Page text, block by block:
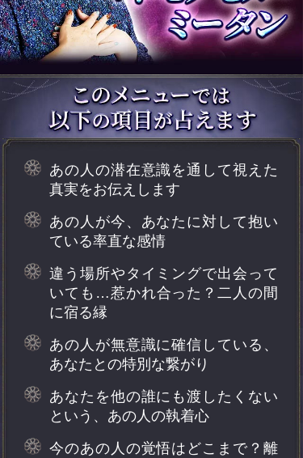
あの人の潜在意識を通して視えた
真実をお伝えします
あの人が今、あなたに対して抱い
ている率直な感情
違う場所やタイミングで出会って
いても…惹かれ合った？二人の間
に宿る縁
あの人が無意識に確信している、
あなたとの特別な繋がり
あなたを他の誰にも渡したくない
という、あの人の執着心
今のあの人の覚悟はどこまで？離